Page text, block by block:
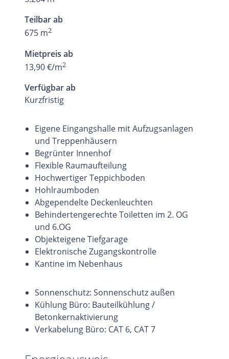
Teilbar ab
675 m2
Mietpreis ab
13,90 €/m2
Verfügbar ab
Kurzfristig
Eigene Eingangshalle mit Aufzugsanlagen
und Treppenhäusern
Begrünter Innenhof
Flexible Raumaufteilung
Hochwertiger Teppichboden
Hohlraumboden
Abgependelte Deckenleuchten
Behindertengerechte Toiletten im 2. OG
und 6.OG
Objekteigene Tiefgarage
Elektronische Zugangskontrolle
Kantine im Nebenhaus
Sonnenschutz: Sonnenschutz außen
Kühlung Büro: Bauteilkühlung /
Betonkernaktivierung
Verkabelung Büro: CAT 6, CAT 7